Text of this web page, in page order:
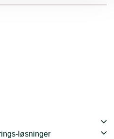
løsninger